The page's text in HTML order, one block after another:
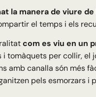
la manera de viure de
el temps i els
com es viu en un
tomàquets per collir,
amb canalla són més
pels esmorzars